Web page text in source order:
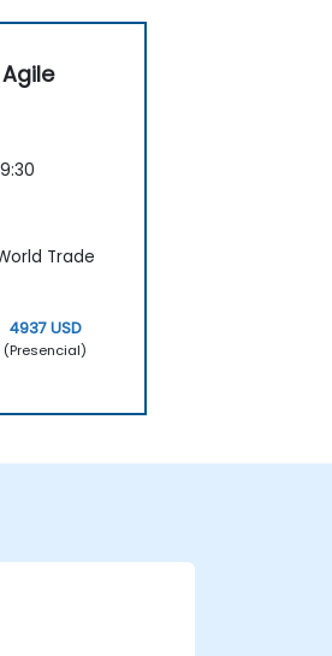
Trade
4937 USD
(Presencial)